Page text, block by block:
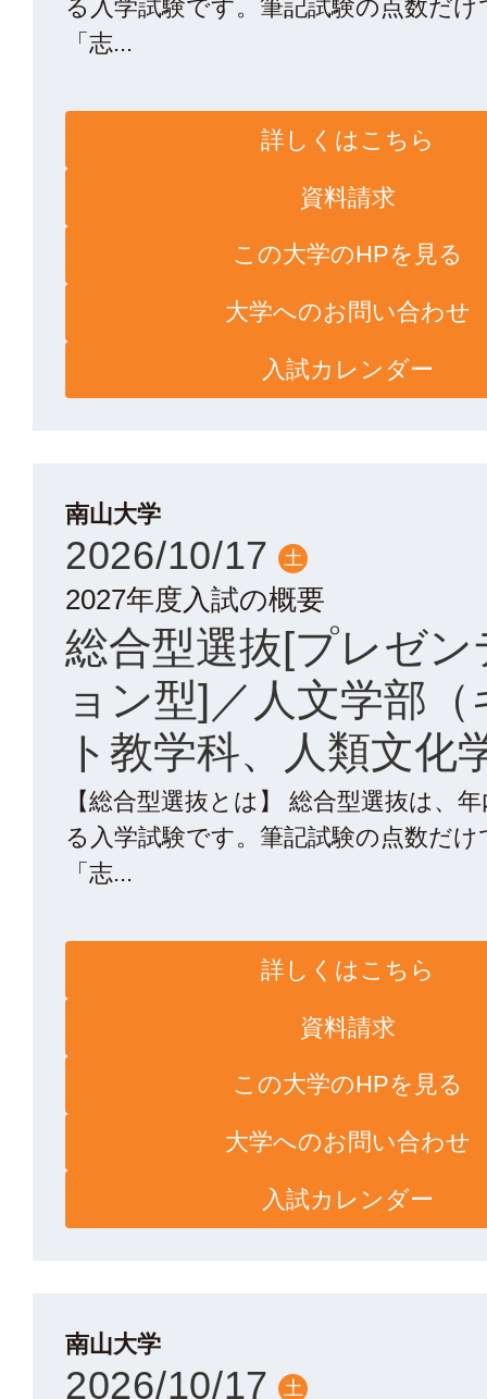
る入学試験です。筆記試験の点数だ
「志...
詳しくはこちら
資料請求
この大学のHPを見る
大学へのお問い合わせ
入試カレンダー
南山大学
2026/10/17 土
2027年度入試の概要
総合型選抜[プレゼン
ョン型]／人文学部（
ト教学科、人類文化
【総合型選抜とは】 総合型選抜は、
る入学試験です。筆記試験の点数だ
「志...
詳しくはこちら
資料請求
この大学のHPを見る
大学へのお問い合わせ
入試カレンダー
南山大学
2026/10/17 土